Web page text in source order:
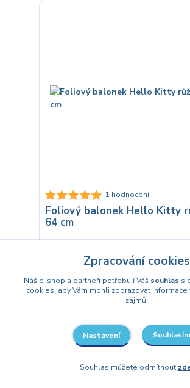
1 hodnocení
Foliový balonek Hello Kitty
64 cm
Přidat do
Zpracování cookies
Náš e-shop a partneři potřebují Váš souhlas s
cookies, aby Vám mohli zobrazovat informace
zájmů.
Nastavení Souhlasím
Souhlas můžete odmítnout